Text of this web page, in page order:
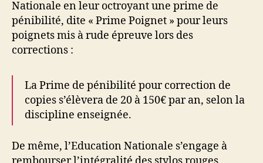
Nationale en leur octroyant une prime de
pénibilité, dite « Prime Poignet » pour leurs
poignets mis à rude épreuve lors des
corrections :
La Prime de pénibilité pour correction de
copies s’élèvera de 20 à 150€ par an, selon la
discipline enseignée.
De même, l’Education Nationale s’engage à